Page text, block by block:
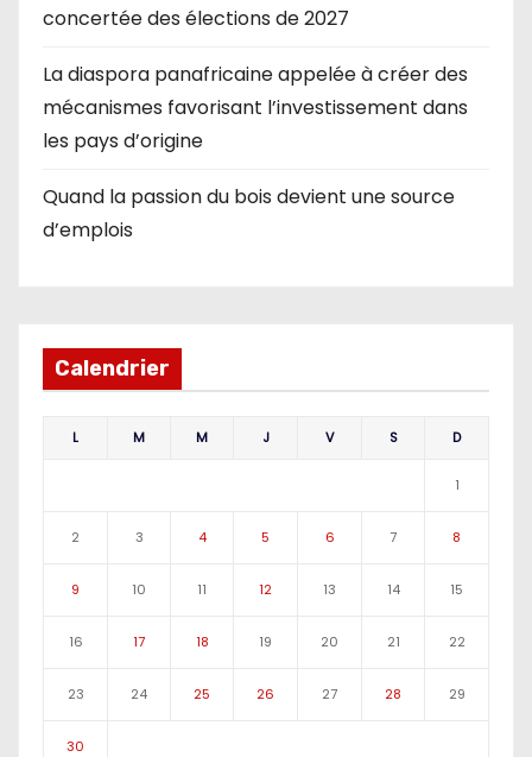
concertée des élections de 2027
La diaspora panafricaine appelée à créer des
mécanismes favorisant l’investissement dans
les pays d’origine
Quand la passion du bois devient une source
d’emplois
Calendrier
L M M J V S D
1
2 3 4 5 6 7 8
9 10 11 12 13 14 15
16 17 18 19 20 21 22
23 24 25 26 27 28 29
30